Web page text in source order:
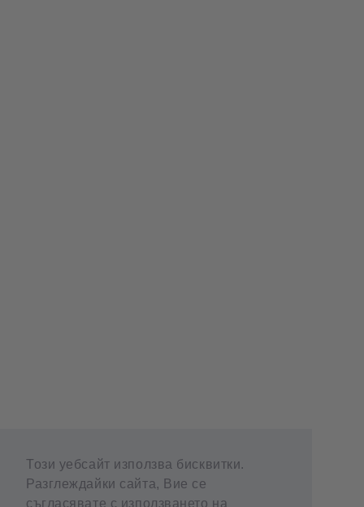
Този уебсайт използва бисквитки.
Разглеждайки сайта, Вие се
съгласявате с използването на